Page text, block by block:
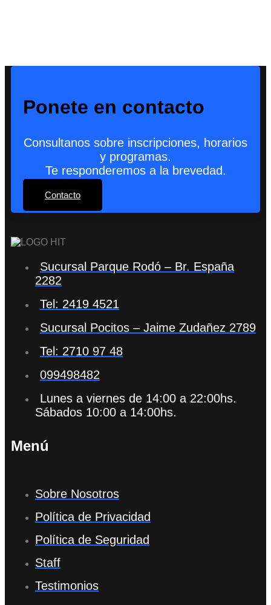
Ponete en contacto
Consultanos sobre inscripciones, horarios
y programas.
Te responderemos a la brevedad.
Contacto
Sucursal Parque Rodó – Br. España
2282
Tel: 2419 4521
Sucursal Pocitos – Jaime Zudañez 2789
Tel: 2710 97 48
099498482
Lunes a viernes de 14:00 a 22:00hs.
Sábados 10:00 a 14:00hs.
Menú
Sobre Nosotros
Política de Privacidad
Política de Seguridad
Staff
Testimonios